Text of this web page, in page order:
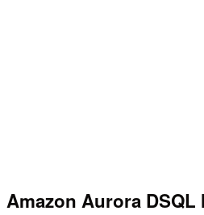
Amazon Aurora DSQL